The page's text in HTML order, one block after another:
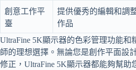
創意工作平
臺
提供優秀的編輯和調
作品
UltraFine 5K顯示器的色彩管理功能和
師的理想選擇。無論您是創作平面設
修正，UltraFine 5K顯示器都能夠幫助